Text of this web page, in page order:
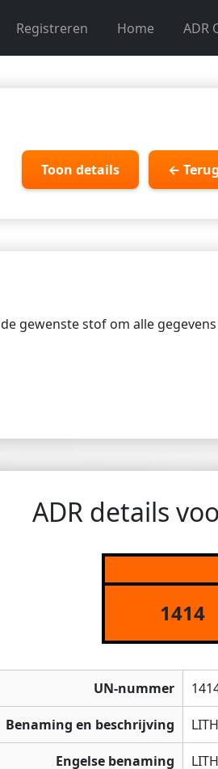
Registreren Home ADR
Toon details ← Terug
gewenste stof om alle
ADR details
1414
UN-nummer
Benaming en beschrijving
Engelse benaming